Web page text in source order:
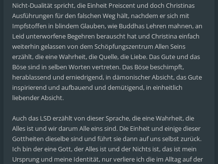
Nicht-Dualität spricht, die Einheit Preiscent und doch Christinas
Ausführungen für den falschen Weg hält, nachdem er sich mit
Impfstoffen in blindem Glauben, wie Buddhas Lehren mahnen, an
Leid unterworfene Begehren berauscht hat und Christina einfach
weiterhin gelassen von dem Schöpfungszentrum Allen Seins
erzählt, die eine Wahrheit, die Quelle, die Liebe. Das Gute und das
Böse sind in selben Worten vertreten. Das Böse beschimpft,
herablassend und erniedrigend, in dämonischer Absicht, das Gute
inspirierend und aufbauend und demütigend, in einheitlich
liebender Absicht.
Auch das LSD erzählt von dieser Sprache, die eine Wahrheit, die
Alles ist und wir darum Alle eins sind. Die Einheit und einige dieser
Gottheiten dieselbe sind und führt sie dann auf uns selbst zurück.
Ich bin der eine Gott, der Alles ist und der Nichts ist, das ist mein
Ursprung und meine Identität, nur verliere ich die im Alltag auf der